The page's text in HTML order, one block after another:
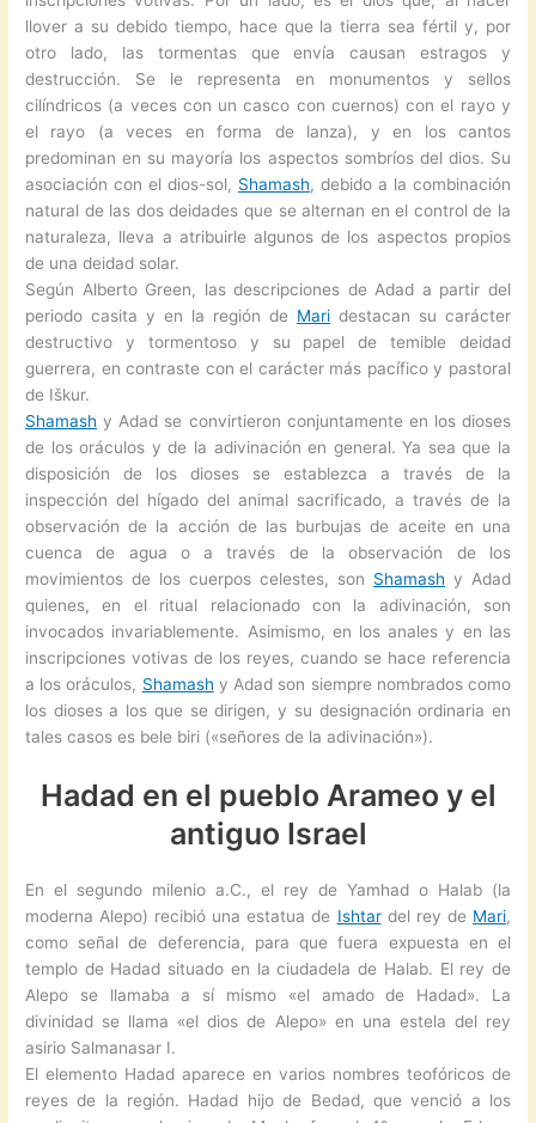
llover a su debido tiempo, hace que la tierra sea fértil y, por
otro lado, las tormentas que envía causan estragos y
destrucción. Se le representa en monumentos y sellos
cilíndricos (a veces con un casco con cuernos) con el rayo y
el rayo (a veces en forma de lanza), y en los cantos
predominan en su mayoría los aspectos sombríos del dios. Su
asociación con el dios-sol, Shamash, debido a la combinación
natural de las dos deidades que se alternan en el control de la
naturaleza, lleva a atribuirle algunos de los aspectos propios
de una deidad solar.
Según Alberto Green, las descripciones de Adad a partir del
periodo casita y en la región de Maridestacan su carácter
destructivo y tormentoso y su papel de temible deidad
guerrera, en contraste con el carácter más pacífico y pastoral
de Iškur.
Shamash y Adad se convirtieron conjuntamente en los dioses
de los oráculos y de la adivinación en general. Ya sea que la
disposición de los dioses se establezca a través de la
inspección del hígado del animal sacrificado, a través de la
observación de la acción de las burbujas de aceite en una
cuenca de agua o a través de la observación de los
movimientos de los cuerpos celestes, son Shamash y Adad
quienes, en el ritual relacionado con la adivinación, son
invocados invariablemente. Asimismo, en los anales y en las
inscripciones votivas de los reyes, cuando se hace referencia
a los oráculos, Shamash y Adad son siempre nombrados como
los dioses a los que se dirigen, y su designación ordinaria en
tales casos es bele biri («señores de la adivinación»).
Hadad en el pueblo Arameo y el
antiguo Israel
En el segundo milenio a.C., el rey de Yamhad o Halab (la
moderna Alepo) recibió una estatua de Ishtardel rey de Mari,
como señal de deferencia, para que fuera expuesta en el
templo de Hadad situado en la ciudadela de Halab. El rey de
Alepo se llamaba a sí mismo «el amado de Hadad». La
divinidad se llama «el dios de Alepo» en una estela del rey
asirio Salmanasar I.
El elemento Hadad aparece en varios nombres teofóricos de
reyes de la región. Hadad hijo de Bedad, que venció a los